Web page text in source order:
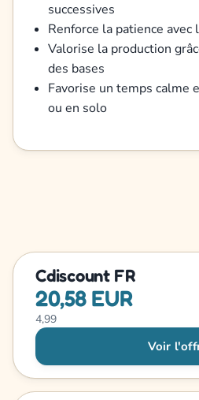
successives
Renforce la patience avec
Valorise la production
des bases
Favorise un temps calme
ou en solo
Cdiscount FR
20,58 EUR
4,99
Voir